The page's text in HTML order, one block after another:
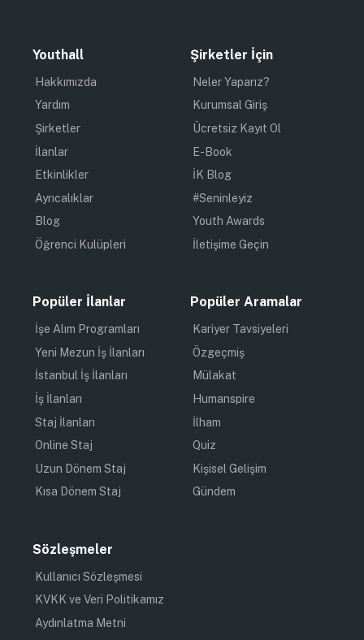
Youthall
Hakkımızda
Yardım
Şirketler
İlanlar
Etkinlikler
Ayrıcalıklar
Blog
Öğrenci Kulüpleri
Şirketler İçin
Neler Yaparız?
Kurumsal Giriş
Ücretsiz Kayıt Ol
E-Book
İK Blog
#Seninleyiz
Youth Awards
İletişime Geçin
Popüler İlanlar
İşe Alım Programları
Yeni Mezun İş İlanları
İstanbul İş İlanları
İş İlanları
Staj İlanları
Online Staj
Uzun Dönem Staj
Kısa Dönem Staj
Popüler Aramalar
Kariyer Tavsiyeleri
Özgeçmiş
Mülakat
Humanspire
İlham
Quiz
Kişisel Gelişim
Gündem
Sözleşmeler
Kullanıcı Sözleşmesi
KVKK ve Veri Politikamız
Aydınlatma Metni